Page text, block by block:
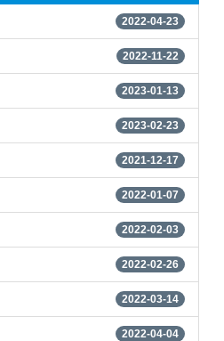
2022-04-23
2022-11-22
2023-01-13
2023-02-23
2021-12-17
2022-01-07
2022-02-03
2022-02-26
2022-03-14
2022-04-04